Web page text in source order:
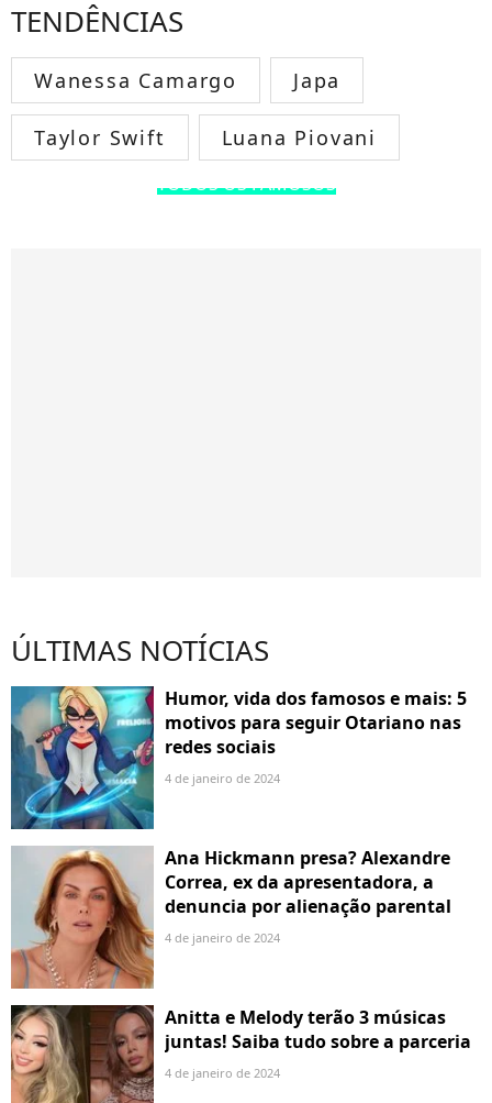
TENDÊNCIAS
Wanessa Camargo Japa
Taylor Swift Luana Piovani
TODOS OS FAMOSOS
ÚLTIMAS NOTÍCIAS
Humor, vida dos famosos e mais: 5
motivos para seguir Otariano nas
redes sociais
4 de janeiro de 2024
Ana Hickmann presa? Alexandre
Correa, ex da apresentadora, a
denuncia por alienação parental
4 de janeiro de 2024
Anitta e Melody terão 3 músicas
juntas! Saiba tudo sobre a parceria
4 de janeiro de 2024